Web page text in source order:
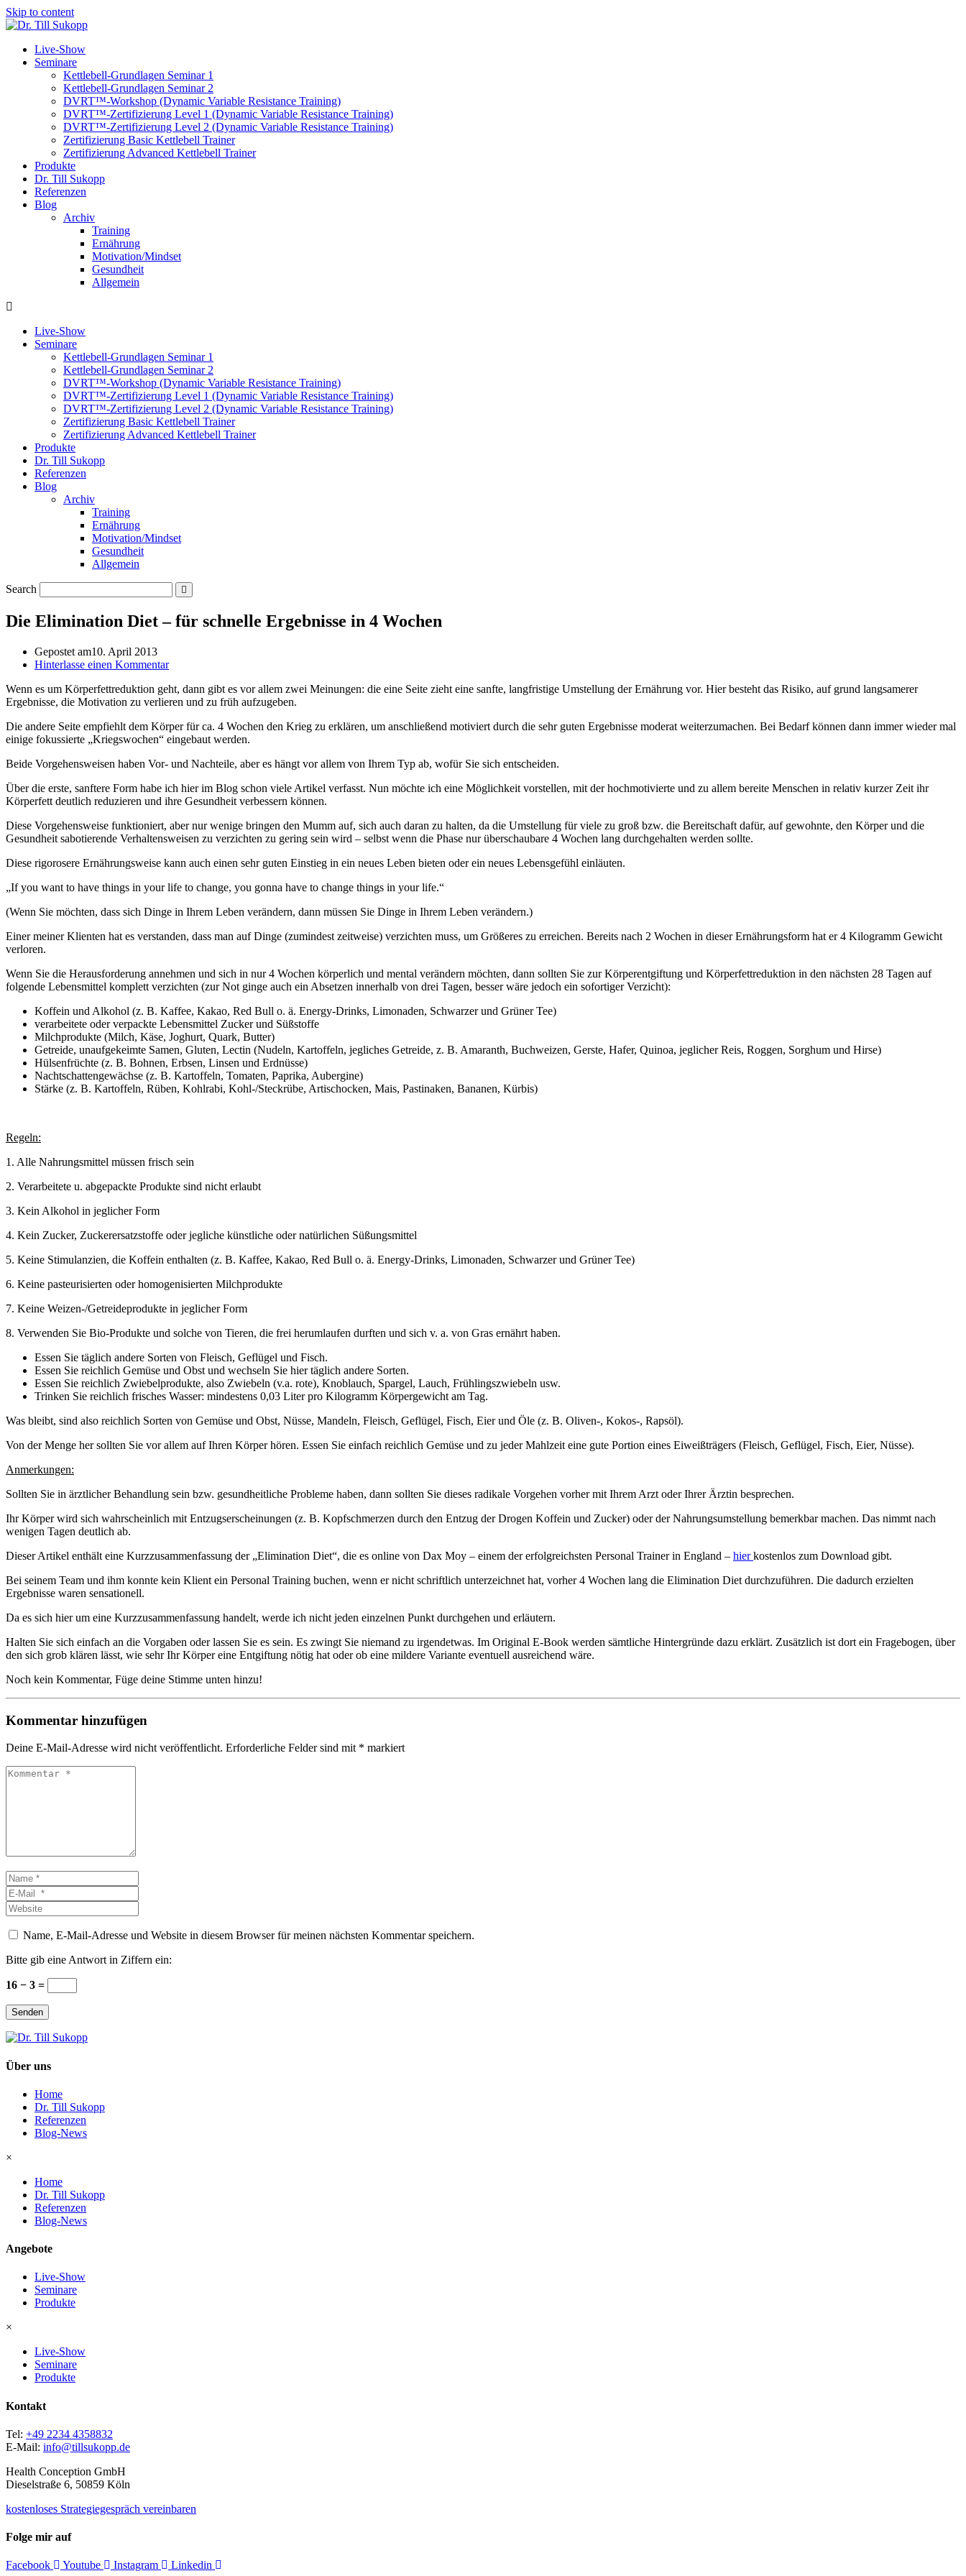
Skip to content
Live-Show
Seminare
Kettlebell-Grundlagen Seminar 1
Kettlebell-Grundlagen Seminar 2
DVRT™-Workshop (Dynamic Variable Resistance Training)
DVRT™-Zertifizierung Level 1 (Dynamic Variable Resistance Training)
DVRT™-Zertifizierung Level 2 (Dynamic Variable Resistance Training)
Zertifizierung Basic Kettlebell Trainer
Zertifizierung Advanced Kettlebell Trainer
Produkte
Dr. Till Sukopp
Referenzen
Blog
Archiv
Training
Ernährung
Motivation/Mindset
Gesundheit
Allgemein
Live-Show
Seminare
Kettlebell-Grundlagen Seminar 1
Kettlebell-Grundlagen Seminar 2
DVRT™-Workshop (Dynamic Variable Resistance Training)
DVRT™-Zertifizierung Level 1 (Dynamic Variable Resistance Training)
DVRT™-Zertifizierung Level 2 (Dynamic Variable Resistance Training)
Zertifizierung Basic Kettlebell Trainer
Zertifizierung Advanced Kettlebell Trainer
Produkte
Dr. Till Sukopp
Referenzen
Blog
Archiv
Training
Ernährung
Motivation/Mindset
Gesundheit
Allgemein
Search
Die Elimination Diet – für schnelle Ergebnisse in 4 Wochen
Gepostet am10. April 2013
Hinterlasse einen Kommentar
Wenn es um Körperfettreduktion geht, dann gibt es vor allem zwei Meinungen: die eine Seite zieht eine sanfte, langfristige Umstellung der Ernährung vor. Hier besteht das Risiko, auf grund langsamerer
Ergebnisse, die Motivation zu verlieren und zu früh aufzugeben.
Die andere Seite empfiehlt dem Körper für ca. 4 Wochen den Krieg zu erklären, um anschließend motiviert durch die sehr guten Ergebnisse moderat weiterzumachen. Bei Bedarf können dann immer wieder mal
einige fokussierte „Kriegswochen“ eingebaut werden.
Beide Vorgehensweisen haben Vor- und Nachteile, aber es hängt vor allem von Ihrem Typ ab, wofür Sie sich entscheiden.
Über die erste, sanftere Form habe ich hier im Blog schon viele Artikel verfasst. Nun möchte ich eine Möglichkeit vorstellen, mit der hochmotivierte und zu allem bereite Menschen in relativ kurzer Zeit ihr
Körperfett deutlich reduzieren und ihre Gesundheit verbessern können.
Diese Vorgehensweise funktioniert, aber nur wenige bringen den Mumm auf, sich auch daran zu halten, da die Umstellung für viele zu groß bzw. die Bereitschaft dafür, auf gewohnte, den Körper und die
Gesundheit sabotierende Verhaltensweisen zu verzichten zu gering sein wird – selbst wenn die Phase nur überschaubare 4 Wochen lang durchgehalten werden sollte.
Diese rigorosere Ernährungsweise kann auch einen sehr guten Einstieg in ein neues Leben bieten oder ein neues Lebensgefühl einläuten.
„If you want to have things in your life to change, you gonna have to change things in your life.“
(Wenn Sie möchten, dass sich Dinge in Ihrem Leben verändern, dann müssen Sie Dinge in Ihrem Leben verändern.)
Einer meiner Klienten hat es verstanden, dass man auf Dinge (zumindest zeitweise) verzichten muss, um Größeres zu erreichen. Bereits nach 2 Wochen in dieser Ernährungsform hat er 4 Kilogramm Gewicht
verloren.
Wenn Sie die Herausforderung annehmen und sich in nur 4 Wochen körperlich und mental verändern möchten, dann sollten Sie zur Körperentgiftung und Körperfettreduktion in den nächsten 28 Tagen auf
folgende Lebensmittel komplett verzichten (zur Not ginge auch ein Absetzen innerhalb von drei Tagen, besser wäre jedoch ein sofortiger Verzicht):
Koffein und Alkohol (z. B. Kaffee, Kakao, Red Bull o. ä. Energy-Drinks, Limonaden, Schwarzer und Grüner Tee)
verarbeitete oder verpackte Lebensmittel Zucker und Süßstoffe
Milchprodukte (Milch, Käse, Joghurt, Quark, Butter)
Getreide, unaufgekeimte Samen, Gluten, Lectin (Nudeln, Kartoffeln, jegliches Getreide, z. B. Amaranth, Buchweizen, Gerste, Hafer, Quinoa, jeglicher Reis, Roggen, Sorghum und Hirse)
Hülsenfrüchte (z. B. Bohnen, Erbsen, Linsen und Erdnüsse)
Nachtschattengewächse (z. B. Kartoffeln, Tomaten, Paprika, Aubergine)
Stärke (z. B. Kartoffeln, Rüben, Kohlrabi, Kohl-/Steckrübe, Artischocken, Mais, Pastinaken, Bananen, Kürbis)
Regeln:
1. Alle Nahrungsmittel müssen frisch sein
2. Verarbeitete u. abgepackte Produkte sind nicht erlaubt
3. Kein Alkohol in jeglicher Form
4. Kein Zucker, Zuckerersatzstoffe oder jegliche künstliche oder natürlichen Süßungsmittel
5. Keine Stimulanzien, die Koffein enthalten (z. B. Kaffee, Kakao, Red Bull o. ä. Energy-Drinks, Limonaden, Schwarzer und Grüner Tee)
6. Keine pasteurisierten oder homogenisierten Milchprodukte
7. Keine Weizen-/Getreideprodukte in jeglicher Form
8. Verwenden Sie Bio-Produkte und solche von Tieren, die frei herumlaufen durften und sich v. a. von Gras ernährt haben.
Essen Sie täglich andere Sorten von Fleisch, Geflügel und Fisch.
Essen Sie reichlich Gemüse und Obst und wechseln Sie hier täglich andere Sorten.
Essen Sie reichlich Zwiebelprodukte, also Zwiebeln (v.a. rote), Knoblauch, Spargel, Lauch, Frühlingszwiebeln usw.
Trinken Sie reichlich frisches Wasser: mindestens 0,03 Liter pro Kilogramm Körpergewicht am Tag.
Was bleibt, sind also reichlich Sorten von Gemüse und Obst, Nüsse, Mandeln, Fleisch, Geflügel, Fisch, Eier und Öle (z. B. Oliven-, Kokos-, Rapsöl).
Von der Menge her sollten Sie vor allem auf Ihren Körper hören. Essen Sie einfach reichlich Gemüse und zu jeder Mahlzeit eine gute Portion eines Eiweißträgers (Fleisch, Geflügel, Fisch, Eier, Nüsse).
Anmerkungen:
Sollten Sie in ärztlicher Behandlung sein bzw. gesundheitliche Probleme haben, dann sollten Sie dieses radikale Vorgehen vorher mit Ihrem Arzt oder Ihrer Ärztin besprechen.
Ihr Körper wird sich wahrscheinlich mit Entzugserscheinungen (z. B. Kopfschmerzen durch den Entzug der Drogen Koffein und Zucker) oder der Nahrungsumstellung bemerkbar machen. Das nimmt nach
wenigen Tagen deutlich ab.
Dieser Artikel enthält eine Kurzzusammenfassung der „Elimination Diet“, die es online von Dax Moy – einem der erfolgreichsten Personal Trainer in England – hierkostenlos zum Download gibt.
Bei seinem Team und ihm konnte kein Klient ein Personal Training buchen, wenn er nicht schriftlich unterzeichnet hat, vorher 4 Wochen lang die Elimination Diet durchzuführen. Die dadurch erzielten
Ergebnisse waren sensationell.
Da es sich hier um eine Kurzzusammenfassung handelt, werde ich nicht jeden einzelnen Punkt durchgehen und erläutern.
Halten Sie sich einfach an die Vorgaben oder lassen Sie es sein. Es zwingt Sie niemand zu irgendetwas. Im Original E-Book werden sämtliche Hintergründe dazu erklärt. Zusätzlich ist dort ein Fragebogen, über
den sich grob klären lässt, wie sehr Ihr Körper eine Entgiftung nötig hat oder ob eine mildere Variante eventuell ausreichend wäre.
Noch kein Kommentar, Füge deine Stimme unten hinzu!
Kommentar hinzufügen
Deine E-Mail-Adresse wird nicht veröffentlicht. Erforderliche Felder sind mit * markiert
Kommentar
Name
*E-
Mail
*
Website
Name, E-Mail-Adresse und Website in diesem Browser für meinen nächsten Kommentar speichern.
Bitte gib eine Antwort in Ziffern ein:
16 − 3 =
Senden
Über uns
Home
Dr. Till Sukopp
Referenzen
Blog-News
×
Home
Dr. Till Sukopp
Referenzen
Blog-News
Angebote
Live-Show
Seminare
Produkte
×
Live-Show
Seminare
Produkte
Kontakt
Tel: +49 2234 4358832
E-Mail: info@tillsukopp.de
Health Conception GmbH
Dieselstraße 6, 50859 Köln
kostenloses Strategiegespräch vereinbaren
Folge mir auf
Facebook Youtube Instagram Linkedin